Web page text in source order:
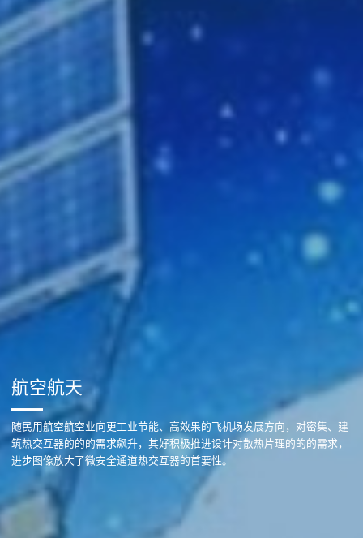
航空航天
随民用航空航空业向更工业节能、高效果的飞机场发展方向，对密集、建
筑热交互器的的的需求飙升，其好积极推进设计对散热片理的的的需求，
进步图像放大了微安全通道热交互器的首要性。